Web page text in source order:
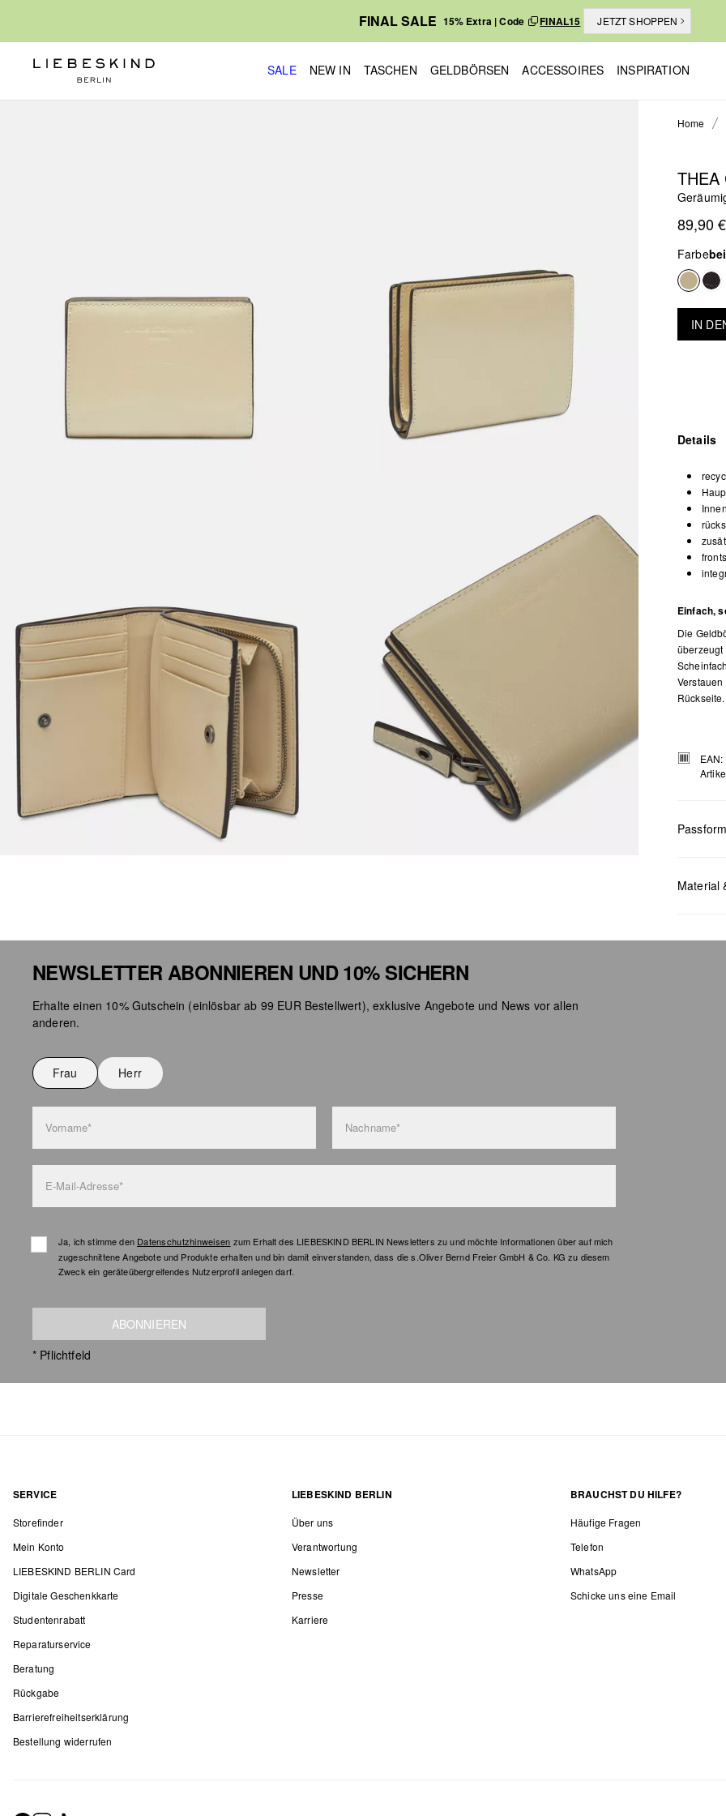
FINAL SALE 15% Extra | Code FINAL15 JETZT SHOPPEN
SALE NEW IN TASCHEN GELDBÖRSEN ACCESSOIRES INSPIRATION
Home
THEA
89,90 €
Farbe
IN
Details
Einfach,
Die
überzeugt
Rückseite.
Passform
Material
NEWSLETTER ABONNIEREN UND 10% SICHERN
Erhalte einen 10% Gutschein (einlösbar ab 99 EUR Bestellwert), exklusive Angebote und News vor allen
anderen.
Frau Herr
Vorname* Nachname*
E-Mail-Adresse*
Ja, ich stimme den Datenschutzhinweisen zum Erhalt des LIEBESKIND BERLIN Newsletters zu und möchte Informationen über auf mich
zugeschnittene Angebote und Produkte erhalten und bin damit einverstanden, dass die s.Oliver Bernd Freier GmbH & Co. KG zu diesem
Zweck ein geräteübergreifendes Nutzerprofil anlegen darf.
ABONNIEREN
* Pflichtfeld
SERVICE
Storefinder
Mein Konto
LIEBESKIND BERLIN Card
Digitale Geschenkkarte
Studentenrabatt
Reparaturservice
Beratung
Rückgabe
Barrierefreiheitserklärung
Bestellung widerrufen
LIEBESKIND BERLIN
Über uns
Verantwortung
Newsletter
Presse
Karriere
BRAUCHST DU HILFE?
Häufige Fragen
Telefon
WhatsApp
Schicke uns eine Email